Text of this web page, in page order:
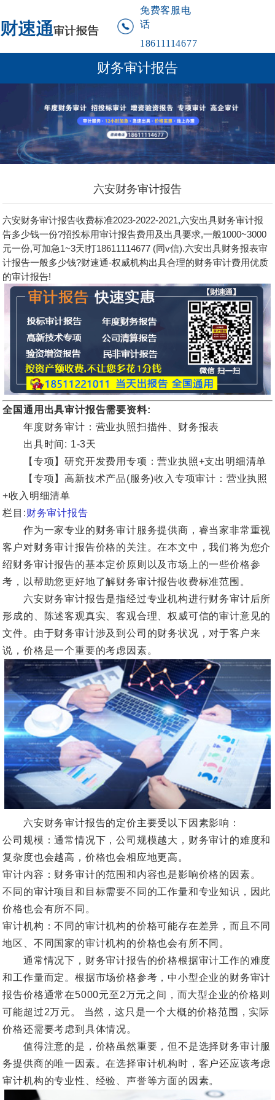
免费客服电
话
18611114677
财务审计报告
六安财务审计报告
六安财务审计报告收费标准2023-2022-2021,六安出具财务审计报
告多少钱一份?招投标用审计报告费用及出具要求,一般1000~3000
元一份,可加急1~3天!打18611114677 (同v信).六安出具财务报表审
计报告一般多少钱?财速通-权威机构出具合理的财务审计费用优质
的审计报告!
全国通用出具审计报告需要资料:
年度财务审计：营业执照扫描件、财务报表
出具时间: 1-3天
【专项】研究开发费用专项：营业执照+支出明细清单
【专项】高新技术产品(服务)收入专项审计：营业执照
+收入明细清单
栏目:财务审计报告
作为一家专业的财务审计服务提供商，睿当家非常重视
客户对财务审计报告价格的关注。在本文中，我们将为您介
绍财务审计报告的基本定价原则以及市场上的一些价格参
考，以帮助您更好地了解财务审计报告收费标准范围。
六安财务审计报告是指经过专业机构进行财务审计后所
形成的、陈述客观真实、客观合理、权威可信的审计意见的
文件。由于财务审计涉及到公司的财务状况，对于客户来
说，价格是一个重要的考虑因素。
六安财务审计报告的定价主要受以下因素影响：
公司规模：通常情况下，公司规模越大，财务审计的难度和
复杂度也会越高，价格也会相应地更高。
审计内容：财务审计的范围和内容也是影响价格的因素。
不同的审计项目和目标需要不同的工作量和专业知识，因此
价格也会有所不同。
审计机构：不同的审计机构的价格可能存在差异，而且不同
地区、不同国家的审计机构的价格也会有所不同。
通常情况下，财务审计报告的价格根据审计工作的难度
和工作量而定。根据市场价格参考，中小型企业的财务审计
报告价格通常在5000元至2万元之间，而大型企业的价格则
可能超过2万元。 当然，这只是一个大概的价格范围，实际
价格还需要考虑到具体情况。
值得注意的是，价格虽然重要，但不是选择财务审计服
务提供商的唯一因素。在选择审计机构时，客户还应该考虑
审计机构的专业性、经验、声誉等方面的因素。